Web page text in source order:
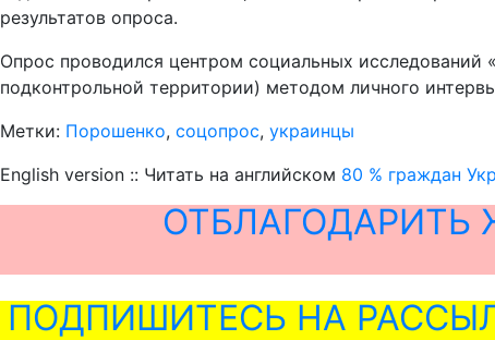
результатов опроса.
Опрос проводился центром социальных
подконтрольной территории) методом личного
Метки: Порошенко, соцопрос, украинцы
English version :: Читать на английском 80 % граждан
ОТБЛАГОДАРИТЬ
ПОДПИШИТЕСЬ НА